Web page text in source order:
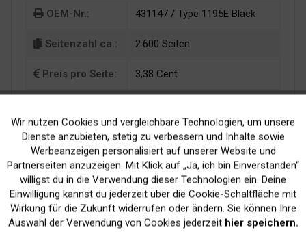
OEM-Nr.: 431147 / Type 1195E Black
Seitenzahl ca.: 2.600 Seiten
Preis pro Seite: 3,38 Cent
Kein Verlust der
Druckergarantie
Versand innerhalb von
24H*
Funktionale Aktiv
Marketing Inaktiv
Tracking Inaktiv
Wir nutzen Cookies und vergleichbare Technologien, um unsere
Dienste anzubieten, stetig zu verbessern und Inhalte sowie
Werbeanzeigen personalisiert auf unserer Website und
Partnerseiten anzuzeigen. Mit Klick auf „Ja, ich bin Einverstanden“
willigst du in die Verwendung dieser Technologien ein. Deine
Einwilligung kannst du jederzeit über die Cookie-Schaltfläche mit
Wirkung für die Zukunft widerrufen oder ändern. Sie können Ihre
Auswahl der Verwendung von Cookies jederzeit hier speichern.